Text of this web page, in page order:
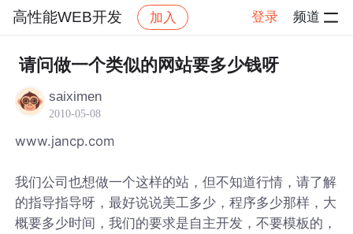
高性能WEB开发 加入 登录 频道
社区 高性能WEB开发 帖子详情
请问做一个类似的网站要多少钱呀
saiximen
2010-05-08
www.jancp.com
我们公司也想做一个这样的站，但不知道行情，请了解
的指导指导呀，最好说说美工多少，程序多少那样，大
概要多少时间，我们的要求是自主开发，不要模板的，